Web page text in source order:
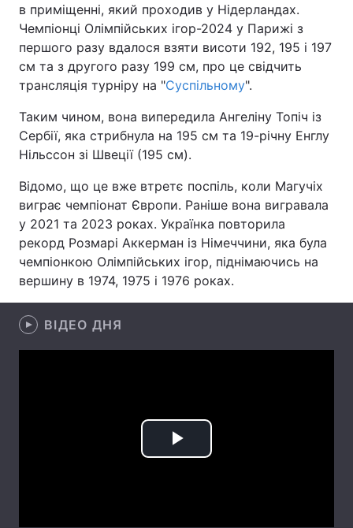
Україна Політика
Економіка Світ
Спорт Наука
Техно і зв'язок Лайт
Зброя
Здоров'я Туризм
Цікавинки Погода
Екологія Регіони
Лонгріди
Відео з Youtube
в приміщенні, який проходив у Нідерландах.
Чемпіонці Олімпійських ігор-2024 у Парижі з
першого разу вдалося взяти висоти 192, 195 і 197
см та з другого разу 199 см, про це свідчить
трансляція турніру на "Суспільному".
Таким чином, вона випередила Ангеліну Топіч із
Сербії, яка стрибнула на 195 см та 19-річну Енглу
Нільссон зі Швеції (195 см).
Відомо, що це вже втретє поспіль, коли Магучіх
виграє чемпіонат Європи. Раніше вона вигравала
у 2021 та 2023 роках. Українка повторила
рекорд Розмарі Аккерман із Німеччини, яка була
чемпіонкою Олімпійських ігор, піднімаючись на
вершину в 1974, 1975 і 1976 роках.
ВІДЕО ДНЯ
Play